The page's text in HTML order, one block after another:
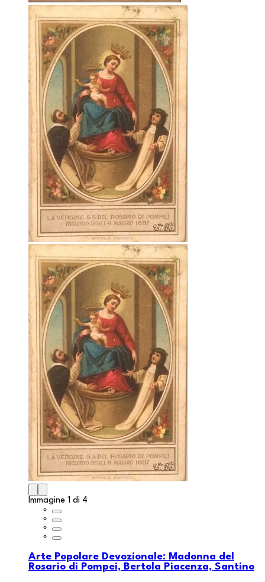
Immagine 1 di 4
Arte Popolare Devozionale: Madonna del
Rosario di Pompei, Bertola Piacenza, Santino